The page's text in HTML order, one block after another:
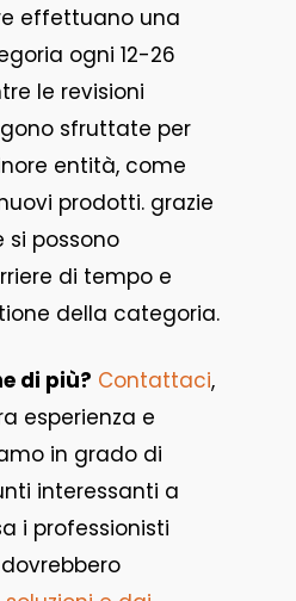
effettuano una
ogni 12-26
le revisioni
sfruttate per
entità, come
prodotti. grazie
si possono
di tempo e
della categoria.
di più? Contattaci,
esperienza e
in grado di
interessanti a
i professionisti